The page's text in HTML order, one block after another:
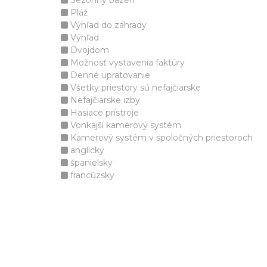
Pláž
Výhľad do záhrady
Výhľad
Dvojdom
Možnosť vystavenia faktúry
Denné upratovanie
Všetky priestory sú nefajčiarske
Nefajčiarske izby
Hasiace prístroje
Vonkajší kamerový systém
Kamerový systém v spoločných priestoroch
anglicky
španielsky
francúzsky